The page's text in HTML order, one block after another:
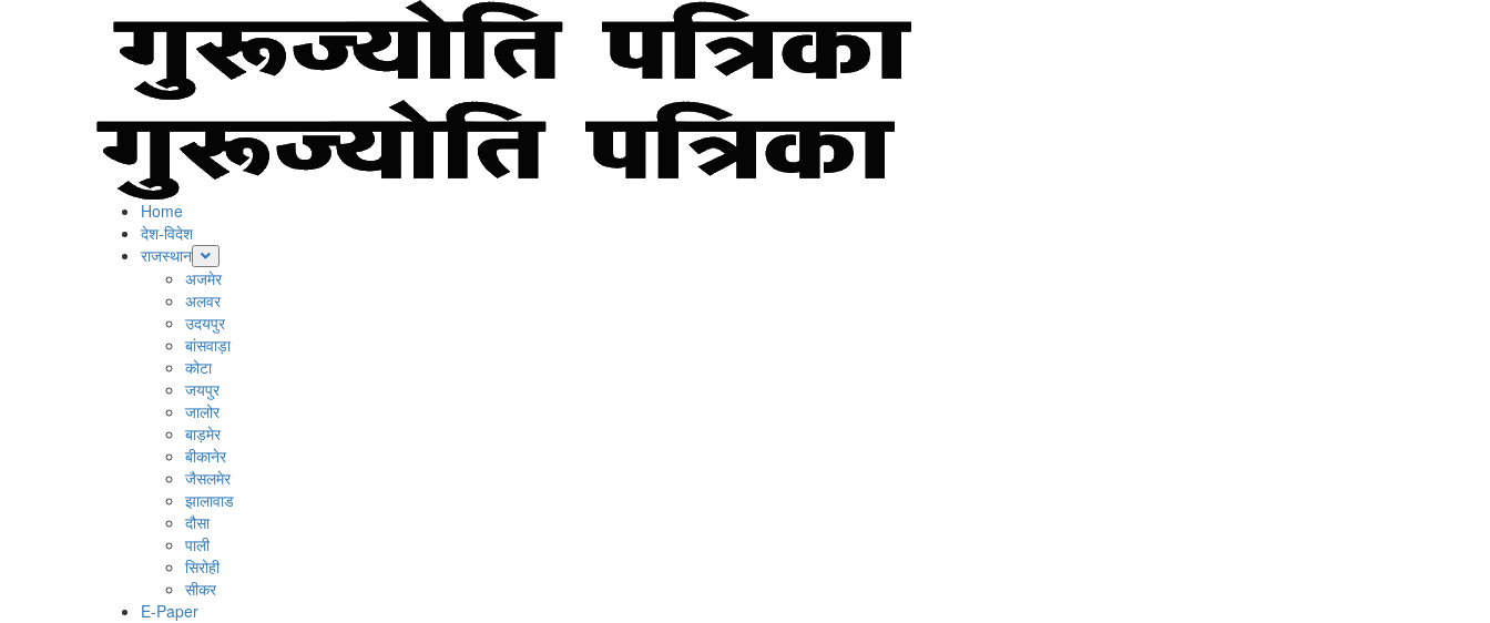
Menu
Home
देश-विदेश
राजस्थान
अजमेर
अलवर
उदयपुर
बांसवाड़ा
कोटा
जयपुर
जालोर
बाड़मेर
बीकानेर
जैसलमेर
झालावाड
दौसा
पाली
सिरोही
सीकर
E-Paper